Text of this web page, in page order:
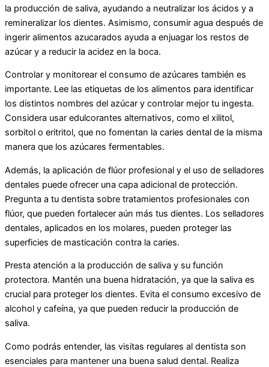
la producción de saliva, ayudando a neutralizar los ácidos y a
remineralizar los dientes. Asimismo, consumir agua después de
ingerir alimentos azucarados ayuda a enjuagar los restos de
azúcar y a reducir la acidez en la boca.
Controlar y monitorear el consumo de azúcares también es
importante. Lee las etiquetas de los alimentos para identificar
los distintos nombres del azúcar y controlar mejor tu ingesta.
Considera usar edulcorantes alternativos, como el xilitol,
sorbitol o eritritol, que no fomentan la caries dental de la misma
manera que los azúcares fermentables.
Además, la aplicación de flúor profesional y el uso de selladores
dentales puede ofrecer una capa adicional de protección.
Pregunta a tu dentista sobre tratamientos profesionales con
flúor, que pueden fortalecer aún más tus dientes. Los selladores
dentales, aplicados en los molares, pueden proteger las
superficies de masticación contra la caries.
Presta atención a la producción de saliva y su función
protectora. Mantén una buena hidratación, ya que la saliva es
crucial para proteger los dientes. Evita el consumo excesivo de
alcohol y cafeína, ya que pueden reducir la producción de
saliva.
Como podrás entender, las visitas regulares al dentista son
esenciales para mantener una buena salud dental. Realiza